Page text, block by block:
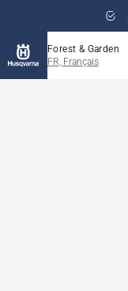
Forest & Garden
FR, Français